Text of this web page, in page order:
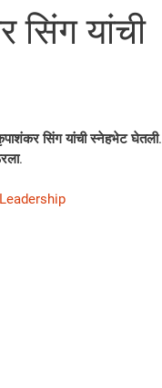
सिंग यांची
सिंग यांची स्नेहभेट घेतली.